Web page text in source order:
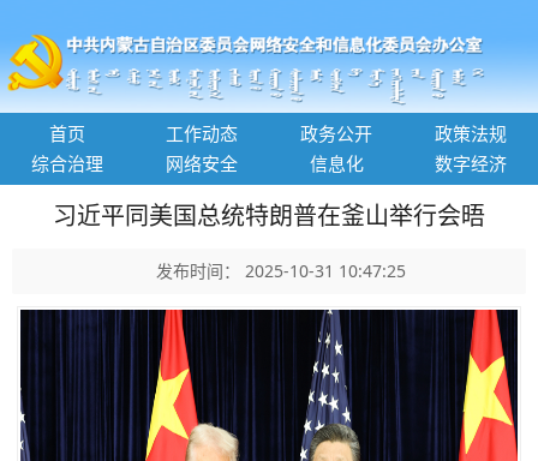
首页 工作动态 政务公开
政策法规
综合治理
网络安全 信息化 数字经济
习近平同美国总统特朗普在釜山举行会晤
发布时间： 2025-10-31 10:47:25